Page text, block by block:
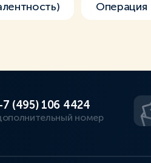
Операция
(495) 106 4424
номер